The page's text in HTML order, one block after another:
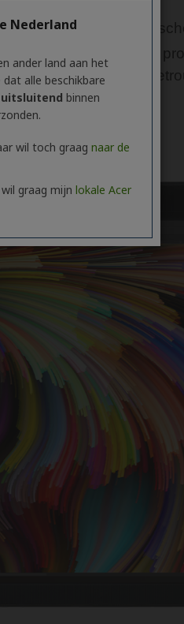
Nederland
ander land aan het
alle beschikbare
uitsluitend binnen
wil toch graag naar de
graag mijn lokale Acer